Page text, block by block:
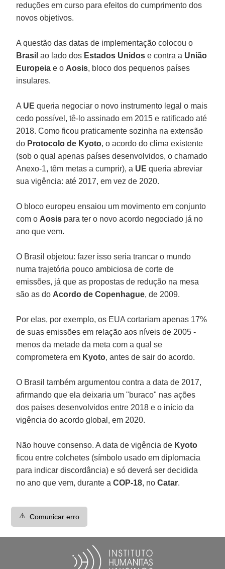
reduções em curso para efeitos do cumprimento dos
novos objetivos.
A questão das datas de implementação colocou o
Brasilao lado dos Estados Unidos e contra a União
Europeia e o Aosis, bloco dos pequenos países
insulares.
A UEqueria negociar o novo instrumento legal o mais
cedo possível, tê-lo assinado em 2015 e ratificado até
2018. Como ficou praticamente sozinha na extensão
do Protocolo de Kyoto, o acordo do clima existente
(sob o qual apenas países desenvolvidos, o chamado
Anexo-1, têm metas a cumprir), a UEqueria abreviar
sua vigência: até 2017, em vez de 2020.
O bloco europeu ensaiou um movimento em conjunto
com o Aosis para ter o novo acordo negociado já no
ano que vem.
O Brasil objetou: fazer isso seria trancar o mundo
numa trajetória pouco ambiciosa de corte de
emissões, já que as propostas de redução na mesa
são as do Acordo de Copenhague, de 2009.
Por elas, por exemplo, os EUA cortariam apenas 17%
de suas emissões em relação aos níveis de 2005 -
menos da metade da meta com a qual se
comprometera em Kyoto, antes de sair do acordo.
O Brasil também argumentou contra a data de 2017,
afirmando que ela deixaria um "buraco" nas ações
dos países desenvolvidos entre 2018 e o início da
vigência do acordo global, em 2020.
Não houve consenso. A data de vigência de Kyoto
ficou entre colchetes (símbolo usado em diplomacia
para indicar discordância) e só deverá ser decidida
no ano que vem, durante aCOP-18, noCatar.
⚠️ Comunicar erro